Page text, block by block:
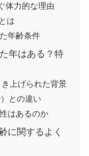
体力的な理由
は
年齢条件
年はある？特
上げられた背景
との違い
はあるのか
に関するよく